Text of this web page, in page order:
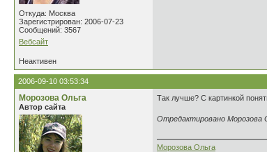
Откуда: Москва
Зарегистрирован: 2006-07-23
Сообщений: 3567
Вебсайт
Неактивен
2006-09-10 03:53:34
Морозова Ольга
Автор сайта
Так лучше? С картинкой
Отредактировано Морозова
Морозова Ольга